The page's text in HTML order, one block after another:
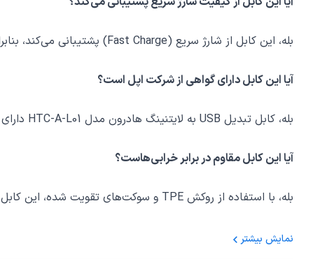
بله، این کابل از شارژ سریع (Fast Charge) پشتیبانی می‌کند، بنابراین می‌توانید دستگاه‌های خود را با سرعت بیشتری شارژ کنید.
آیا این کابل دارای گواهی از شرکت اپل است؟
بله، کابل تبدیل USB به لایتنینگ هادرون مدل HTC-A-L01 دارای گواهی MFI (Made For iPhone/iPod/iPad) از شرکت Apple است، که نشان می‌دهد این محصول توسط اپل تایید شده است.
آیا این کابل مقاوم در برابر خرابی‌هاست؟
بله، با استفاده از روکش TPE و سوکت‌های تقویت شده، این کابل مقاومت مکانیکی و الکترومغناطیسی بالایی دارد که به خرابی‌ها و آسیب‌های خارجی مقاومت می‌کند.
آیا می‌توان این کابل را برای انتقال داده استفاده کرد؟
نمایش بیشتر